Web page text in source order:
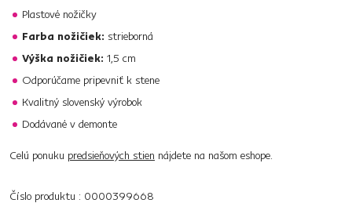
Plastové nožičky
Farba nožičiek: strieborná
Výška nožičiek: 1,5 cm
Odporúčame pripevniť k stene
Kvalitný slovenský výrobok
Dodávané v demonte
Celú ponuku predsieňových stien nájdete na našom eshope.
Číslo produktu : 0000399668